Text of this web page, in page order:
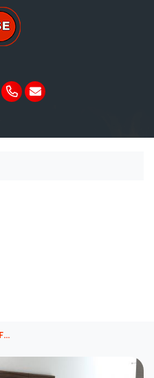
MONA AVEC FOUR 14 KW